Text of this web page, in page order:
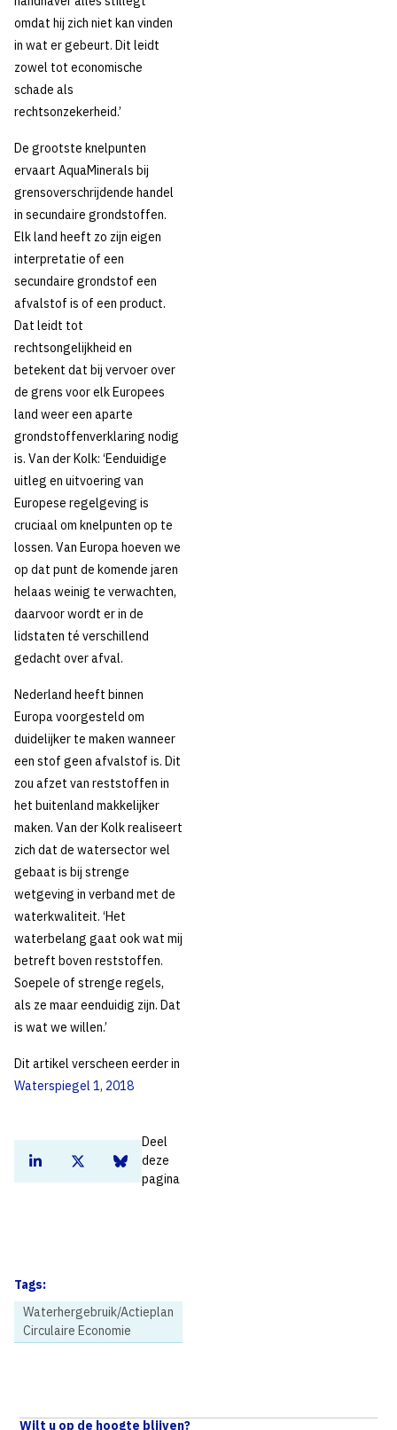
Home Nieuws
omdat hij zich niet kan vinden
in wat er gebeurt. Dit leidt
zowel tot economische
schade als
rechtsonzekerheid.’
De grootste knelpunten
ervaart AquaMinerals bij
grensoverschrijdende handel
in secundaire grondstoffen.
Elk land heeft zo zijn eigen
interpretatie of een
secundaire grondstof een
afvalstof is of een product.
Dat leidt tot
rechtsongelijkheid en
betekent dat bij vervoer over
de grens voor elk Europees
land weer een aparte
grondstoffenverklaring nodig
is. Van der Kolk: ‘Eenduidige
uitleg en uitvoering van
Europese regelgeving is
cruciaal om knelpunten op te
lossen. Van Europa hoeven we
op dat punt de komende jaren
helaas weinig te verwachten,
daarvoor wordt er in de
lidstaten té verschillend
gedacht over afval.
Nederland heeft binnen
Europa voorgesteld om
duidelijker te maken wanneer
een stof geen afvalstof is. Dit
zou afzet van reststoffen in
het buitenland makkelijker
maken. Van der Kolk realiseert
zich dat de watersector wel
gebaat is bij strenge
wetgeving in verband met de
waterkwaliteit. ‘Het
waterbelang gaat ook wat mij
betreft boven reststoffen.
Soepele of strenge regels,
als ze maar eenduidig zijn. Dat
is wat we willen.’
Dit artikel verscheen eerder in
Waterspiegel 1, 2018​
Deel
deze
pagina
Deel dit artikel op Linkedin
Deel dit artikel op Twitter
Deel dit artikel op Bluesky
Tags:
Waterhergebruik/Actieplan
Circulaire Economie
Wilt u op de hoogte blijven?